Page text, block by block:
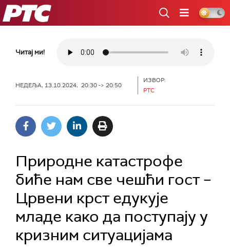
РТС
Читај ми!
НЕДЕЉА, 13.10.2024, 20:30 -> 20:50
ИЗВОР:
РТС
Природне катастрофе
биће нам све чешћи гост –
Црвени крст едукује
младе како да поступају у
кризним ситуацијама